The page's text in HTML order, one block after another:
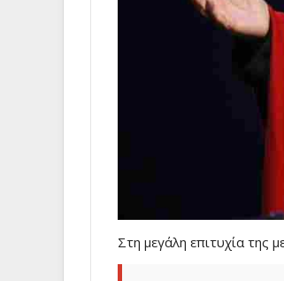
Στη μεγάλη επιτυχία της